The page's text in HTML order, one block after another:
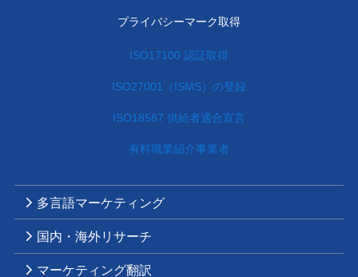
プライバシーマーク取得
ISO17100 認証取得
ISO27001（ISMS）の登録
ISO18587 供給者適合宣言
有料職業紹介事業者
多言語マーケティング
国内・海外リサーチ
マーケティング翻訳